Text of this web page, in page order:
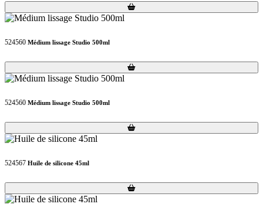
Loading...
Loading...
524560 Médium lissage Studio 500ml
Loading...
Loading...
524560 Médium lissage Studio 500ml
Loading...
Loading...
524567 Huile de silicone 45ml
Loading...
Loading...